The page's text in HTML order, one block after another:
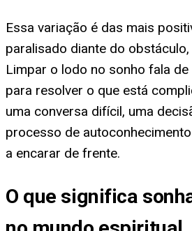
Essa variação é das mais
paralisado diante do
Limpar o lodo no sonho fala
para resolver o que está
uma conversa difícil, uma
processo de
a encarar de frente.
O que significa